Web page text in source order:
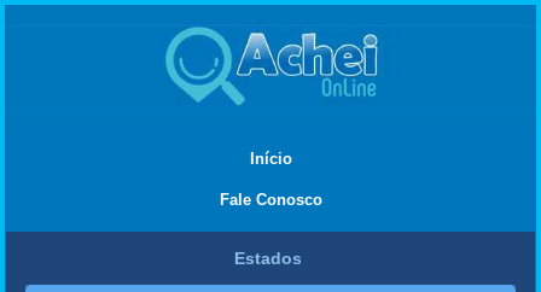
Início
Fale Conosco
Estados